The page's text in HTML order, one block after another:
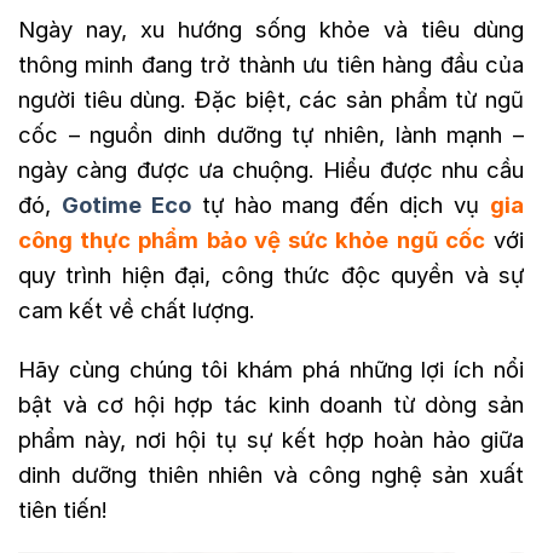
Ngày nay, xu hướng sống khỏe và tiêu dùng
thông minh đang trở thành ưu tiên hàng đầu của
người tiêu dùng. Đặc biệt, các sản phẩm từ ngũ
cốc – nguồn dinh dưỡng tự nhiên, lành mạnh –
ngày càng được ưa chuộng. Hiểu được nhu cầu
đó, Gotime Ecotự hào mang đến dịch vụ gia
công thực phẩm bảo vệ sức khỏe ngũ cốcvới
quy trình hiện đại, công thức độc quyền và sự
cam kết về chất lượng.
Hãy cùng chúng tôi khám phá những lợi ích nổi
bật và cơ hội hợp tác kinh doanh từ dòng sản
phẩm này, nơi hội tụ sự kết hợp hoàn hảo giữa
dinh dưỡng thiên nhiên và công nghệ sản xuất
tiên tiến!